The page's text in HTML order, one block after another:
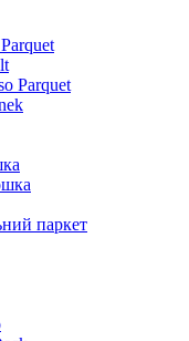
Parquet
паркет